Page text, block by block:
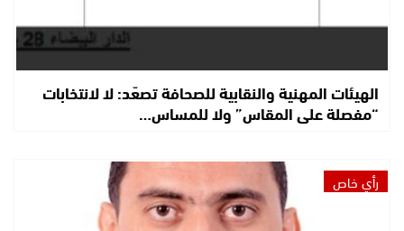
الهيئات المهنية والنقابية للصحافة تصعّد: لا لانتخابات
“مفصلة على المقاس” ولا للمساس…
رأي خاص